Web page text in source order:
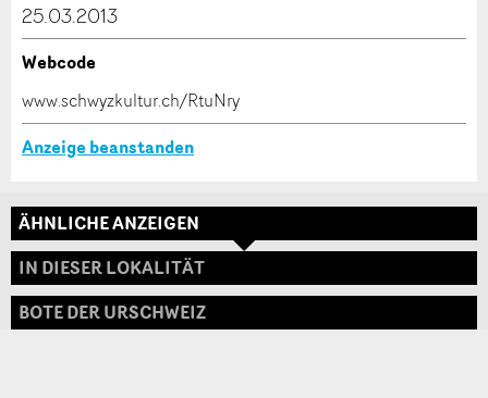
* Eingabe erforderlich
* Eingabe erforderlich
Adresse
25.03.2013
Webcode
www.schwyzkultur.ch/RtuNry
Anzeige beanstanden
ÄHNLICHE ANZEIGEN
IN DIESER LOKALITÄT
BOTE DER URSCHWEIZ